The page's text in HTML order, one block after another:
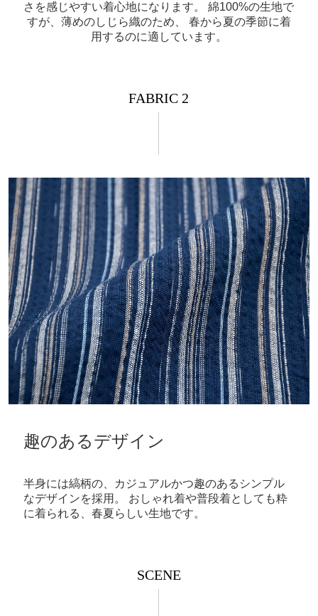
さを感じやすい着心地になります。
綿100%の生地で
すが、薄めのしじら織のため、 春から夏の季節に着
用するのに適しています。
FABRIC 2
趣のあるデザイン
半身には縞柄の、カジュアルかつ趣のあるシンプル
なデザインを採用。 おしゃれ着や普段着としても粋
に着られる、春夏らしい生地です。
SCENE